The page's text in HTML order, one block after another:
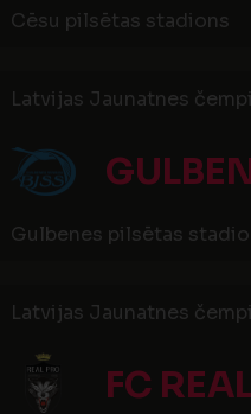
Cēsu pilsētas stadions
Latvijas Jaunatnes
Gulbenes pilsētas
Latvijas Jaunatnes
FC